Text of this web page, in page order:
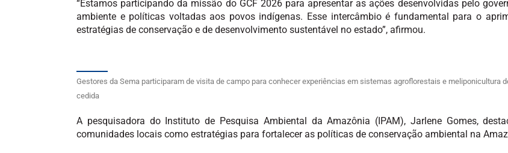
“Estamos participando da missão do GCF 2026 para apresentar as ações desenvolvidas pelo
ambiente e políticas voltadas aos povos indígenas. Esse intercâmbio é fundamental para o
estratégias de conservação e de desenvolvimento sustentável no estado”, afirmou.
Gestores da Sema participaram de visita de campo para conhecer experiências em sistemas agroflorestais e meliponicultura
cedida
A pesquisadora do Instituto de Pesquisa Ambiental da Amazônia (IPAM), Jarlene Gomes,
comunidades locais como estratégias para fortalecer as políticas de conservação ambiental na